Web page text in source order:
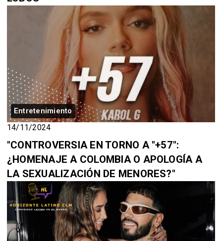
Entretenimiento
14/11/2024
"CONTROVERSIA EN TORNO A "+57":
¿HOMENAJE A COLOMBIA O APOLOGÍA A
LA SEXUALIZACIÓN DE MENORES?"